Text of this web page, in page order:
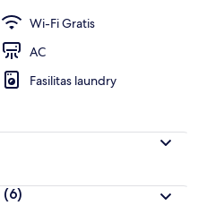
Wi-Fi Gratis
AC
Fasilitas laundry
(6)